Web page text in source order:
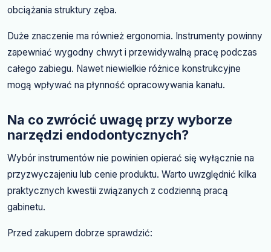
obciążania struktury zęba.
Duże znaczenie ma również ergonomia. Instrumenty powinny
zapewniać wygodny chwyt i przewidywalną pracę podczas
całego zabiegu. Nawet niewielkie różnice konstrukcyjne
mogą wpływać na płynność opracowywania kanału.
Na co zwrócić uwagę przy wyborze
narzędzi endodontycznych?
Wybór instrumentów nie powinien opierać się wyłącznie na
przyzwyczajeniu lub cenie produktu. Warto uwzględnić kilka
praktycznych kwestii związanych z codzienną pracą
gabinetu.
Przed zakupem dobrze sprawdzić: